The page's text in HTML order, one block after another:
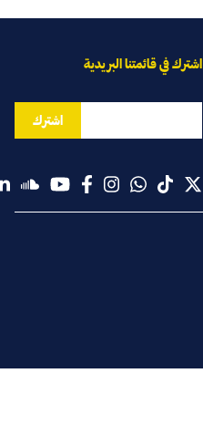
اشترك في قائمتنا البريدية
اشترك